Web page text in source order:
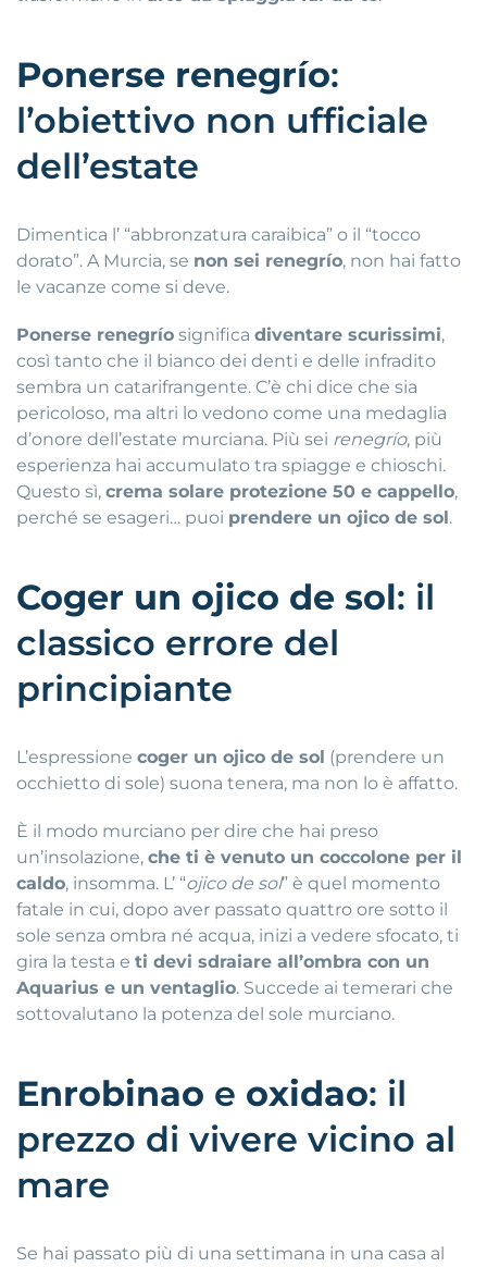
Ponerse renegrío:
l’obiettivo non ufficiale
dell’estate
Dimentica l’ “abbronzatura caraibica” o il “tocco
dorato”. A Murcia, se non sei renegrío, non hai fatto
le vacanze come si deve.
Ponerse renegrío significa diventare scurissimi,
così tanto che il bianco dei denti e delle infradito
sembra un catarifrangente. C’è chi dice che sia
pericoloso, ma altri lo vedono come una medaglia
d’onore dell’estate murciana. Più sei renegrío, più
esperienza hai accumulato tra spiagge e chioschi.
Questo sì, crema solare protezione 50 e cappello,
perché se esageri… puoi prendere un ojico de sol .
Coger un ojico de sol: il
classico errore del
principiante
L’espressione coger un ojico de sol (prendere un
occhietto di sole) suona tenera, ma non lo è affatto.
È il modo murciano per dire che hai preso
un’insolazione, che ti è venuto un coccolone per il
caldo, insomma. L’ “ojico de sol” è quel momento
fatale in cui, dopo aver passato quattro ore sotto il
sole senza ombra né acqua, inizi a vedere sfocato, ti
gira la testa e ti devi sdraiare all’ombra con un
Aquarius e un ventaglio. Succede ai temerari che
sottovalutano la potenza del sole murciano.
Enrobinao e oxidao: il
prezzo di vivere vicino al
mare
Se hai passato più di una settimana in una casa al